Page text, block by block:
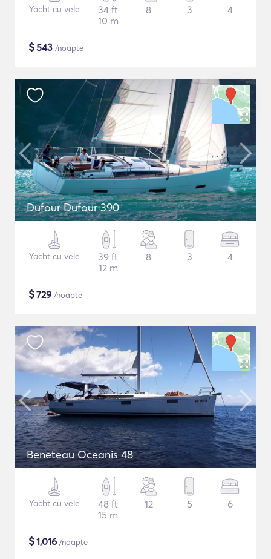
Yacht cu vele
34 ft
10 m
8 3 4
$543 /noapte
Dufour Dufour 390
Yacht cu vele
39 ft
12 m
8 3 4
$729 /noapte
Beneteau Oceanis 48
Yacht cu vele
48 ft
15 m
12 5 6
$1,016 /noapte